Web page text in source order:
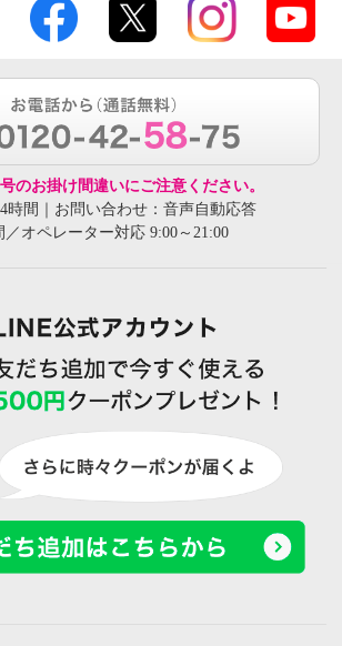
のお掛け間違いにご注意ください。
時間｜お問い合わせ：音声自動応答
／オペレーター対応 9:00～21:00